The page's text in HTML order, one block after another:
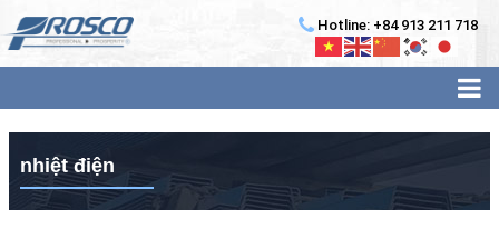
Hotline: +84 913 211 718
nhiệt điện